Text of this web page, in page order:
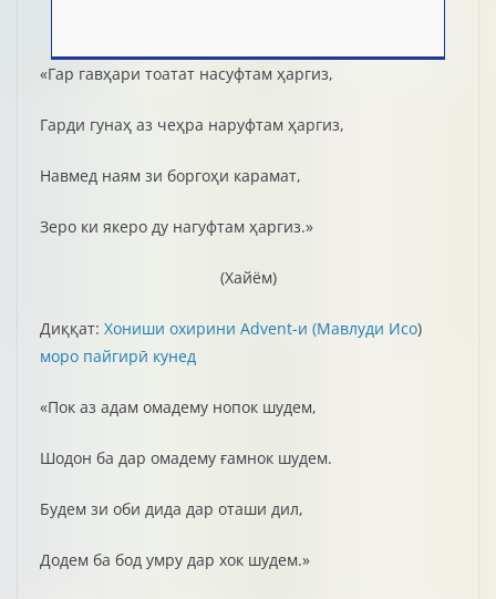
«Гар гавҳари тоатат насуфтам ҳаргиз,
Гарди гунаҳ аз чеҳра наруфтам ҳаргиз,
Навмед наям зи боргоҳи карамат,
Зеро ки якеро ду нагуфтам ҳаргиз.»
(Хайём)
Диққат: Хониши охирини Advent-и (Мавлуди Исо)
моро пайгирӣ кунед
«Пок аз адам омадему нопок шудем,
Шодон ба дар омадему ғамнок шудем.
Будем зи оби дида дар оташи дил,
Додем ба бод умру дар хок шудем.»